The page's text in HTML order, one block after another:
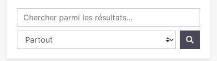
Chercher parmi les résultats...
Chercher dans...